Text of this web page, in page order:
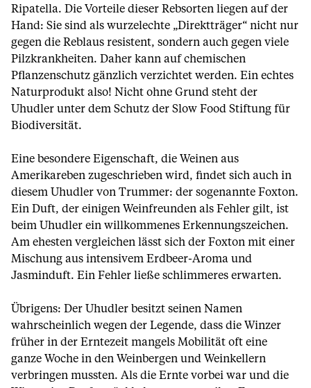
Ripatella. Die Vorteile dieser Rebsorten liegen auf der
Hand: Sie sind als wurzelechte „Direktträger“ nicht nur
gegen die Reblaus resistent, sondern auch gegen viele
Pilzkrankheiten. Daher kann auf chemischen
Pflanzenschutz gänzlich verzichtet werden. Ein echtes
Naturprodukt also! Nicht ohne Grund steht der
Uhudler unter dem Schutz der Slow Food Stiftung für
Biodiversität.
Eine besondere Eigenschaft, die Weinen aus
Amerikareben zugeschrieben wird, findet sich auch in
diesem Uhudler von Trummer: der sogenannte Foxton.
Ein Duft, der einigen Weinfreunden als Fehler gilt, ist
beim Uhudler ein willkommenes Erkennungszeichen.
Am ehesten vergleichen lässt sich der Foxton mit einer
Mischung aus intensivem Erdbeer-Aroma und
Jasminduft. Ein Fehler ließe schlimmeres erwarten.
Übrigens: Der Uhudler besitzt seinen Namen
wahrscheinlich wegen der Legende, dass die Winzer
früher in der Erntezeit mangels Mobilität oft eine
ganze Woche in den Weinbergen und Weinkellern
verbringen mussten. Als die Ernte vorbei war und die